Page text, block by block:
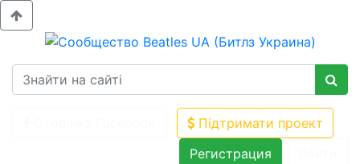
Підтримати проект
Регистрация